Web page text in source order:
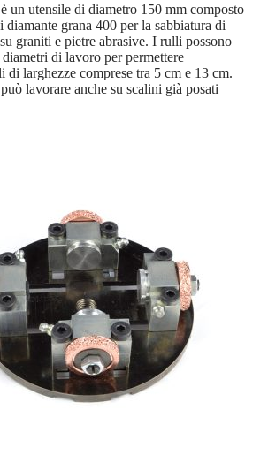
un utensile di diametro 150 mm composto
grana 400 per la sabbiatura di
graniti e pietre abrasive. I rulli possono
di lavoro per permettere
di larghezze comprese tra 5 cm e 13 cm.
lavorare anche su scalini già posati